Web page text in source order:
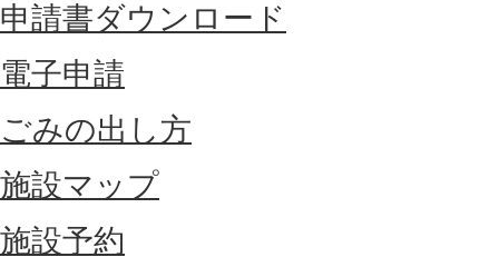
申請書ダウンロード
電子申請
ごみの出し方
施設マップ
施設予約